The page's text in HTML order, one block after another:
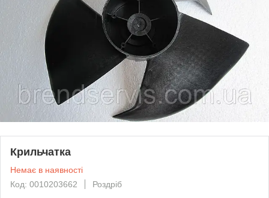
Крильчатка
Немає в наявності
Код: 0010203662
Роздріб